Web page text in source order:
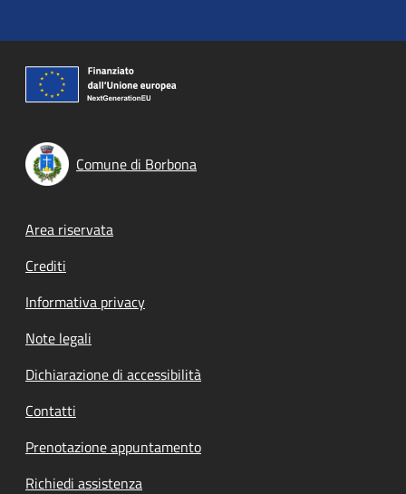
Comune di Borbona
Footer menu
Area riservata
Crediti
Informativa privacy
Note legali
Dichiarazione di accessibilità
Contatti
Prenotazione appuntamento
Richiedi assistenza